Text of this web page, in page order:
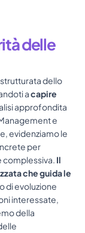
delle
dello
a capire
approfondita
e
evidenziamo le
per
complessiva. Il
che guida le
di evoluzione
interessate,
della